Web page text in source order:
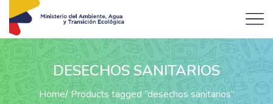
DESECHOS SANITARIOS
Home Products tagged “desechos sanitarios”